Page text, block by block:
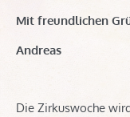
Mit freundlichen
Andreas
Die Zirkuswoche